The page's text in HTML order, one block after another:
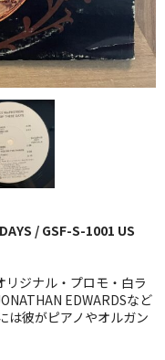
/ GSF-S-1001 US
リジナル・プロモ・白ラ
EDWARDSなど
は彼がピアノやオルガン